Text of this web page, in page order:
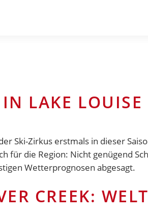
LAKE
Ski-Zirkus erstmals in dieser
für die Region: Nicht genügend
Wetterprognosen abgesagt.
CREEK: